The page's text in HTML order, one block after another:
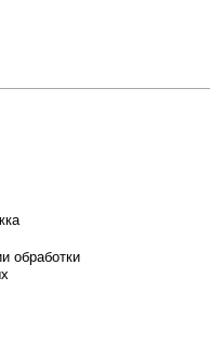
обработки